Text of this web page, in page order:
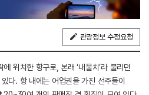
관광정보 수정요청
위치한 항구로, 본래 ‘내물치’라 불리던
다. 항 내에는 어업권을 가진 선주들이